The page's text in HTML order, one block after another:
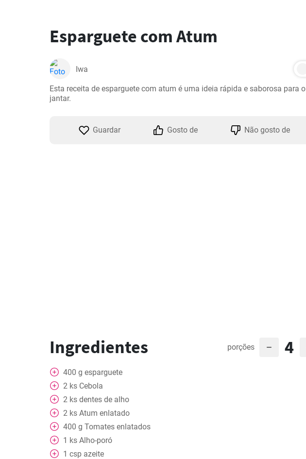
Esparguete com Atum
Iwa
Esta receita de esparguete com atum é uma ideia rápida e saborosa para o
jantar.
Guardar Gosto de Não gosto de
Ingredientes porções 4
400 g esparguete
2 ks Cebola
2 ks dentes de alho
2 ks Atum enlatado
400 g Tomates enlatados
1 ks Alho-poró
1 csp azeite